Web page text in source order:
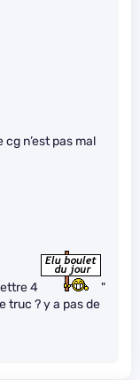
n’est pas mal
4
"
truc ? y a pas de